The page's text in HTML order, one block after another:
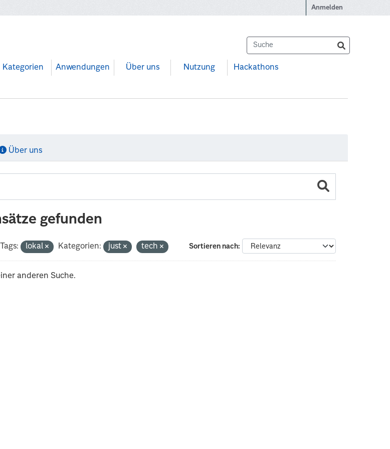
Anmelden
Kategorien Anwendungen Über uns Nutzung Hackathons
Über uns
gefunden
Sortieren nach
Tags: lokal Kategorien: just tech
anderen Suche.